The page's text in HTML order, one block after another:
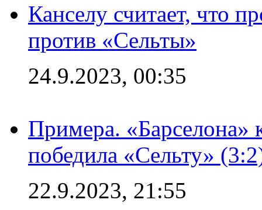
Канселу считает, что
против «Сельты»
24.9.2023, 00:35
Примера. «Барселона»
победила «Сельту»
22.9.2023, 21:55